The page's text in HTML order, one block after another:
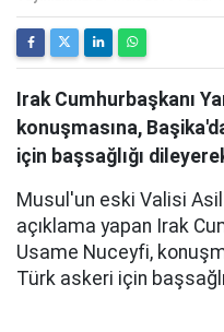
Irak Cumhurbaşkanı
konuşmasına,
için başsağlığı
Musul'un eski Valisi
açıklama yapan Irak
Usame Nuceyfi,
Türk askeri için